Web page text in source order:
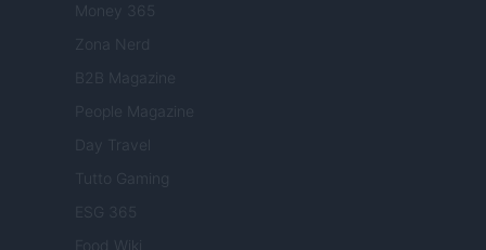
Money 365
Zona Nerd
B2B Magazine
People Magazine
Day Travel
Tutto Gaming
ESG 365
Food Wiki